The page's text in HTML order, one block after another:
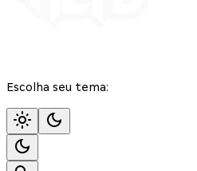
Escolha seu tema: